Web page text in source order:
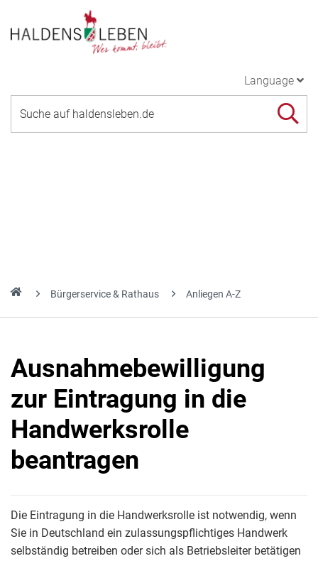
Language
Bürgerservice & Rathaus Anliegen A-Z
Ausnahmebewilligung
zur Eintragung in die
Handwerksrolle
beantragen
Die Eintragung in die Handwerksrolle ist notwendig, wenn
Sie in Deutschland ein zulassungspflichtiges Handwerk
selbständig betreiben oder sich als Betriebsleiter betätigen